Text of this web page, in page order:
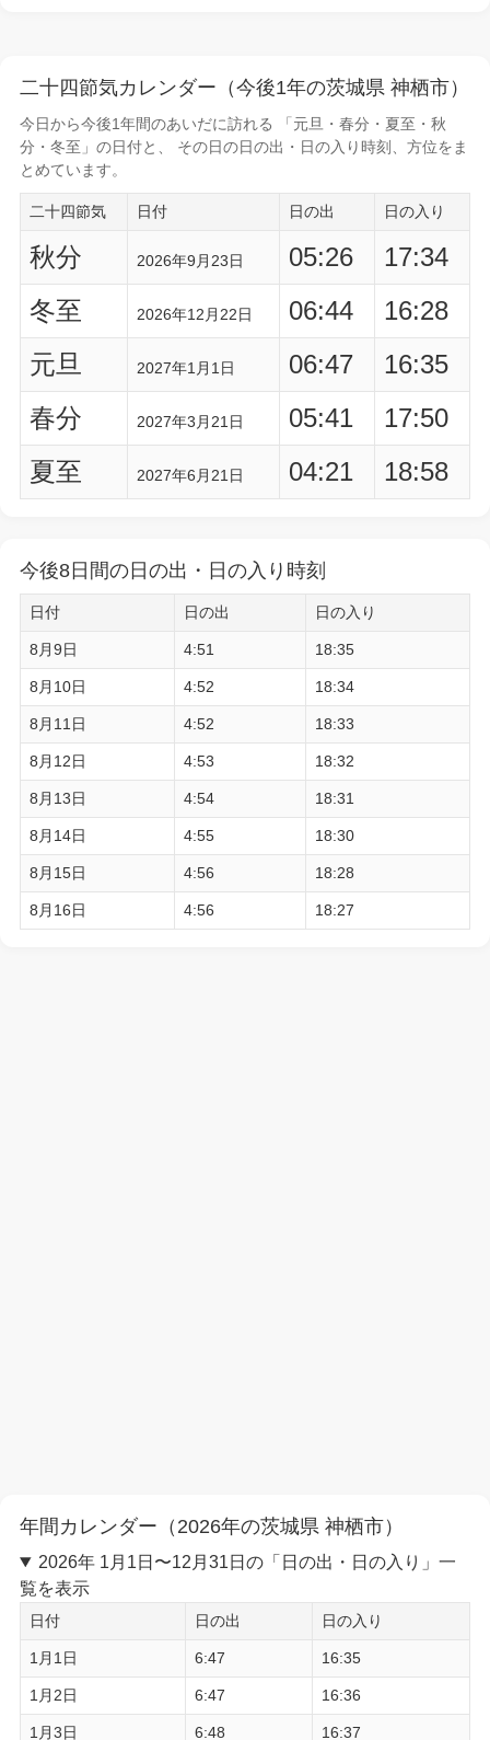
二十四節気カレンダー（今後1年の茨城県 神栖市）
今日から今後1年間のあいだに訪れる 「元旦・春分・夏至・秋
分・冬至」の日付と、 その日の日の出・日の入り時刻
、方位をま
とめています。
二十四節気 日付 日の出 日の入り
秋分 2026年9月23日 05:26
17:34
冬至
2026年12月22日 06:44
16:28
元旦
2027年1月1日 06:47
16:35
春分
2027年3月21日 05:41
17:50
夏至
2027年6月21日 04:21 18:58
今後8日間の日の出・日の入り時刻
日付 日の出 日の入り
8月9日 4:51 18:35
8月10日 4:52 18:34
8月11日 4:52 18:33
8月12日 4:53 18:32
8月13日 4:54 18:31
8月14日 4:55 18:30
8月15日 4:56 18:28
8月16日 4:56 18:27
年間カレンダー（2026年の茨城県 神栖市）
2026年 1月1日〜12月31日の「日の出・日の入り」一
覧を表示
日付 日の出 日の入り
1月1日 6:47 16:35
1月2日 6:47 16:36
1月3日 6:48 16:37